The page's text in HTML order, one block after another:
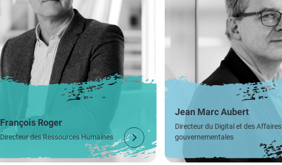
François Roger
Directeur des Ressources Humaines
Jean Marc Aubert
Directeur du Digital et des Affaires
gouvernementales